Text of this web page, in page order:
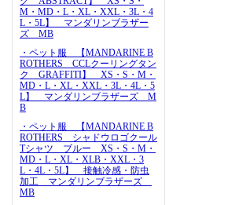
M・MD・L・XL・XXL・3L・4
L・5L】 マンダリンブラザー
ズ MB
・ペット服 【MANDARINE B
ROTHERS CCLクーリングタン
ク GRAFFITI】 XS・S・M・
MD・L・XL・XXL・3L・4L・5
L】 マンダリンブラザーズ M
B
・ペット服 【MANDARINE B
ROTHERS シャドウロゴクール
Tシャツ ブルー XS・S・M・
MD・L・XL・XLB・XXL・3
L・4L・5L】 接触冷感・防虫
加工 マンダリンブラザーズ
MB